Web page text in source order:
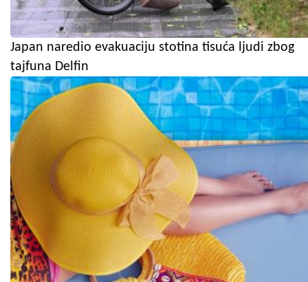
Japan naredio evakuaciju stotina tisuća ljudi zbog
tajfuna Delfin